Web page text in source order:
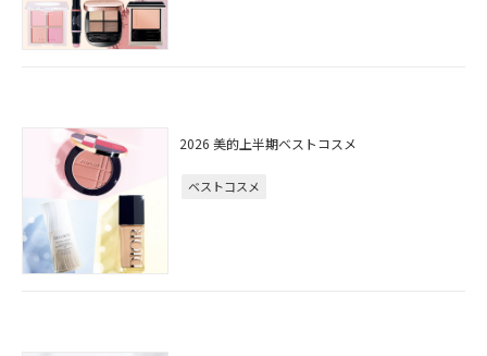
2026 美的上半期ベストコスメ
ベストコスメ